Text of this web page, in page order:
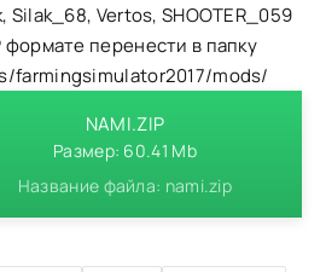
Vertos, SHOOTER_059
формате перенести в папку
farmingsimulator2017/mods/
NAMI.ZIP
Размер: 60.41 Mb
Название файла: nami.zip